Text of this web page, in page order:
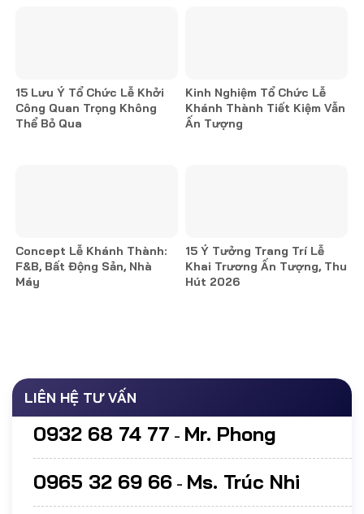
15 Lưu Ý Tổ Chức Lễ Khởi
Công Quan Trọng Không
Thể Bỏ Qua
Kinh Nghiệm Tổ Chức Lễ
Khánh Thành Tiết Kiệm Vẫn
Ấn Tượng
Concept Lễ Khánh Thành:
F&B, Bất Động Sản, Nhà
Máy
15 Ý Tưởng Trang Trí Lễ
Khai Trương Ấn Tượng, Thu
Hút 2026
LIÊN HỆ TƯ VẤN
0932 68 74 77 - Mr. Phong
0965 32 69 66- Ms. Trúc Nhi